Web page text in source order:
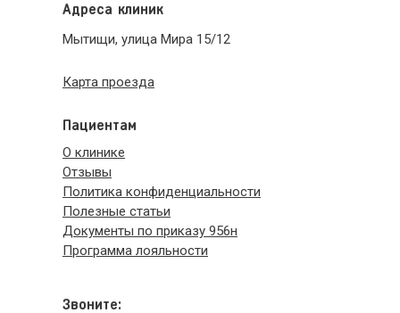
Адреса клиник
Мытищи, улица Мира 15/12
Карта проезда
Пациентам
О клинике
Отзывы
Политика конфиденциальности
Полезные статьи
Документы по приказу 956н
Программа лояльности
Звоните: